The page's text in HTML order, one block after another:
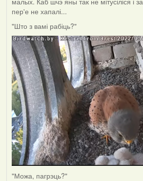
пер'е не хапалі...
"Што з вамі рабіць?"
"Можа, пагрэць?"